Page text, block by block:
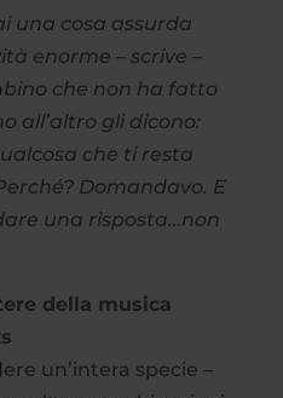
una cosa assurda
enorme – scrive –
che non ha fatto
all’altro gli dicono:
che ti resta
Domandavo. E
una risposta…non
della musica
un’intera specie –